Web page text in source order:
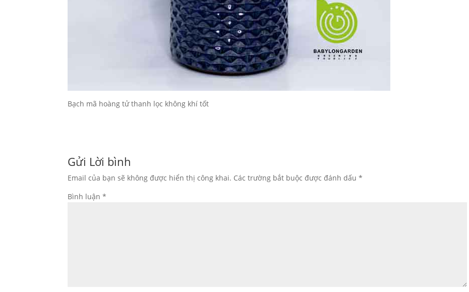
Bạch mã hoàng tử thanh lọc không khí tốt
Gửi Lời bình
Email của bạn sẽ không được hiển thị công khai. Các trường bắt buộc được đánh dấu*
Bình luận*